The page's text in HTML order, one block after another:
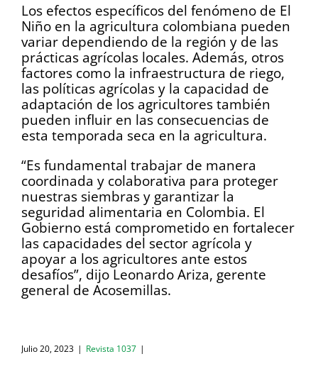
Los efectos específicos del fenómeno de El
Niño en la agricultura colombiana pueden
variar dependiendo de la región y de las
prácticas agrícolas locales. Además, otros
factores como la infraestructura de riego,
las políticas agrícolas y la capacidad de
adaptación de los agricultores también
pueden influir en las consecuencias de
esta temporada seca en la agricultura.
“Es fundamental trabajar de manera
coordinada y colaborativa para proteger
nuestras siembras y garantizar la
seguridad alimentaria en Colombia. El
Gobierno está comprometido en fortalecer
las capacidades del sector agrícola y
apoyar a los agricultores ante estos
desafíos”, dijo Leonardo Ariza, gerente
general de Acosemillas.
Julio 20, 2023 | Revista 1037 |